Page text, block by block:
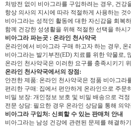
처방전 없이 비아그라를 구입하려는 경우, 건강
항상 의사의 지시에 따라 적절하게 사용하는 것
비아그라는 성적인 활동에 대한 자신감을 회복
함께 건강한 성생활을 위해 적절한 선택을 하시
비아그라 파는곳 : 온라인 천사약국
온라인에서 비아그라 구매 하고자 하는 경우,
비아그라는 발기부전(ED) 치료를 위한 약물로,
온라인 천사약국은 이러한 요구를 충족시키기
온라인 천사약국에서의 장점:
안전한 제품: 온라인 천사약국은 정품 비아그라
편리한 구매: 집에서 편안하게 온라인으로 주문
비밀 보장: 개인정보 보호 및 비밀 배송으로 걱
전문 상담: 필요한 경우 온라인 상담을 통해 의
비아그라 구입처: 신뢰할 수 있는 판매처 안내
비아그라는 남성 건강에 관련된 문제를 해결하